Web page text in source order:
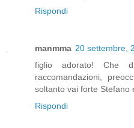
Rispondi
manmma 20 settembre,
figlio adorato! Che
raccomandazioni,
soltanto vai forte Stefano
Rispondi